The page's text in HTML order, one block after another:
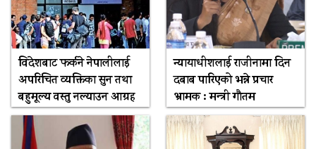
विदेशबाट फर्कने नेपालीलाई
अपरिचित व्यक्तिका सुन तथा
बहुमूल्य वस्तु नल्याउन आग्रह
न्यायाधीशलाई राजीनामा दिन
दबाब पारिएको भन्ने प्रचार
भ्रामक : मन्त्री गौतम